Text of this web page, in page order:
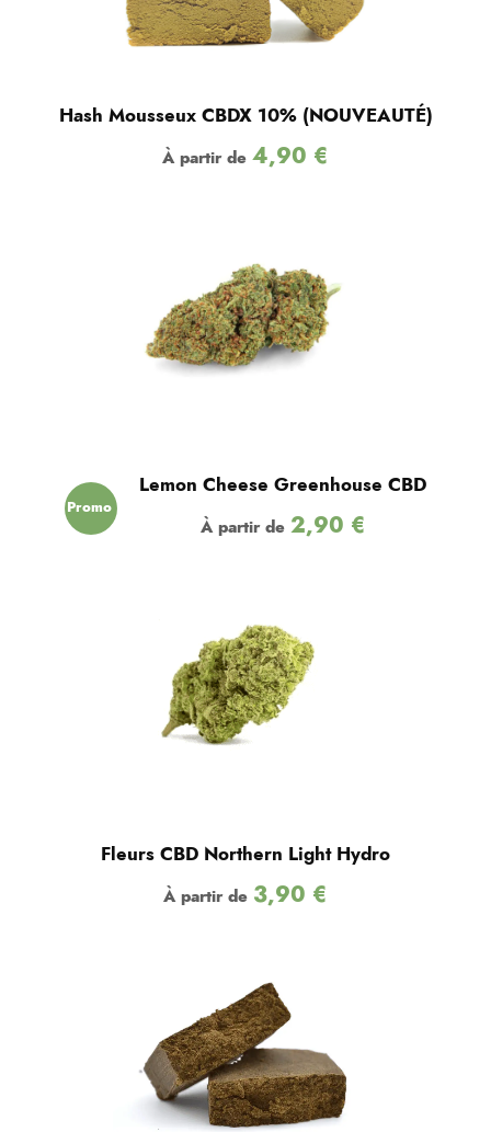
Hash Mousseux CBDX 10% (NOUVEAUTÉ)
À partir de 4,90 €
Promo
Lemon Cheese Greenhouse CBD
À partir de 2,90 €
Fleurs CBD Northern Light Hydro
À partir de 3,90 €